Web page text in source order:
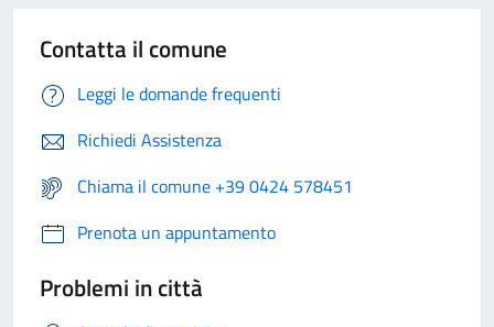
Contatta il comune
Leggi le domande frequenti
Richiedi Assistenza
Chiama il comune +39 0424 578451
Prenota un appuntamento
Problemi in città